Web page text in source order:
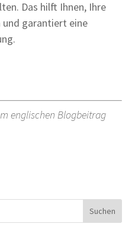
Das hilft Ihnen, Ihre
und garantiert eine
englischen Blogbeitrag